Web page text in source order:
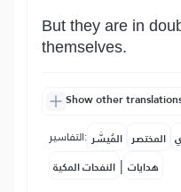
But they are in
themselves.
Show other
التفاسير: المُيسَّر المختصر
النفحات المكية | هدايات